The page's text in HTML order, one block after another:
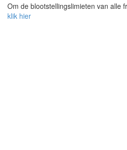
Om de blootstellingslimieten van alle
klik hier